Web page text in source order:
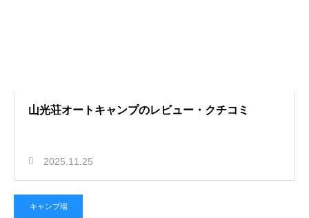
山光荘オートキャンプのレビュー・クチコミ
2025.11.25
キャンプ場